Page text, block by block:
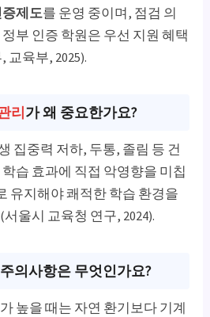
증제도를 운영 중이며, 점검 의
부 인증 학원은 우선 지원 혜택
교육부, 2025).
리가 왜 중요한가요?
집중력 저하, 두통, 졸림 등 건
습 효과에 직접 악영향을 미칩
유지해야 쾌적한 학습 환경을
울시 교육청 연구, 2024).
의사항은 무엇인가요?
높을 때는 자연 환기보다 기계